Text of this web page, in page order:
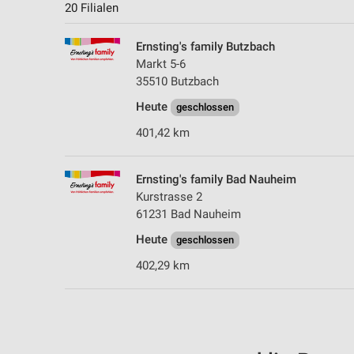
20 Filialen
Ernsting's family Butzbach
Markt 5-6
35510 Butzbach
Heute
geschlossen
401,42 km
Ernsting's family Bad Nauheim
Kurstrasse 2
61231 Bad Nauheim
Heute
geschlossen
402,29 km